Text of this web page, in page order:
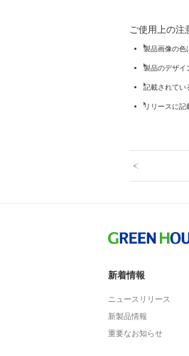
ご使用上の注
製品画像の色
製品のデザイ
記載されてい
リリースに記
新着情報
ニュースリリース
新製品情報
重要なお知らせ